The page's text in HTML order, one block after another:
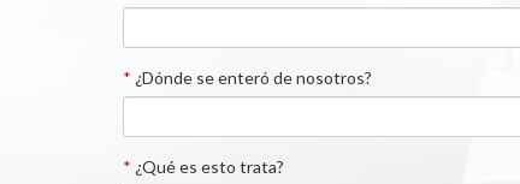
* ¿Dónde se enteró de nosotros?
* ¿Qué es esto trata?